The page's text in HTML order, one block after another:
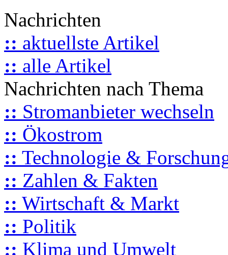
Nachrichten
:: aktuellste Artikel
:: alle Artikel
Nachrichten nach Thema
:: Stromanbieter wechseln
:: Ökostrom
:: Technologie &
:: Zahlen & Fakten
:: Wirtschaft & Markt
:: Politik
:: Klima und Umwelt